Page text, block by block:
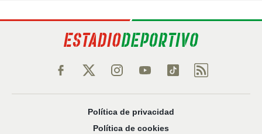
Política de privacidad
Política de cookies